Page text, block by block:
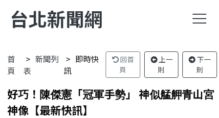
台北新聞網
首
頁
新聞列
表
即時快
訊
回首
頁
上一
則
下一
則
好巧！陳傑憲「冠軍手勢」 神似艋舺青山宮
神像【最新快訊】